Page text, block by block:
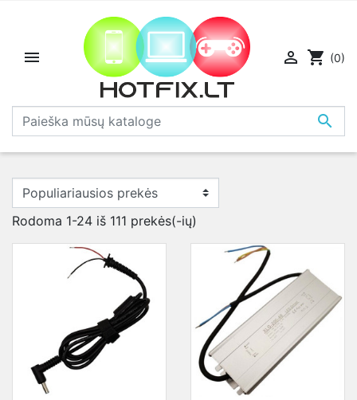


 shopping_cart (0)
Rodoma 1-24 iš 111 prekės(-ių)